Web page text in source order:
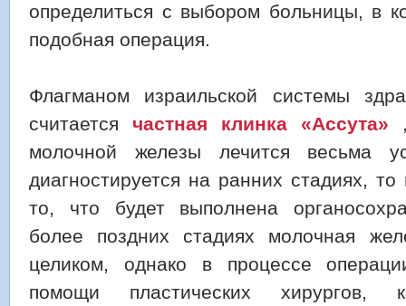
определиться с выбором больницы, в
подобная операция.
Флагманом израильской системы
считается частная клинка «Ассута»
молочной железы лечится весьма
диагностируется на ранних стадиях,
то, что будет выполнена
более поздних стадиях молочная
целиком, однако в процессе
помощи пластических